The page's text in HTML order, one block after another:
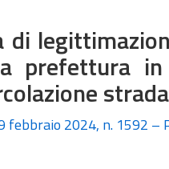
di
prefettura
febbraio 2024, n. 1592 –